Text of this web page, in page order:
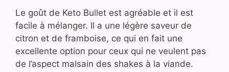
Le goût de Keto Bullet est agréable et il est
facile à mélanger. Il a une légère saveur de
citron et de framboise, ce qui en fait une
excellente option pour ceux qui ne veulent pas
de l’aspect malsain des shakes à la viande.